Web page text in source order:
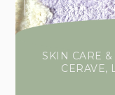
SKIN CARE
CERAVE,